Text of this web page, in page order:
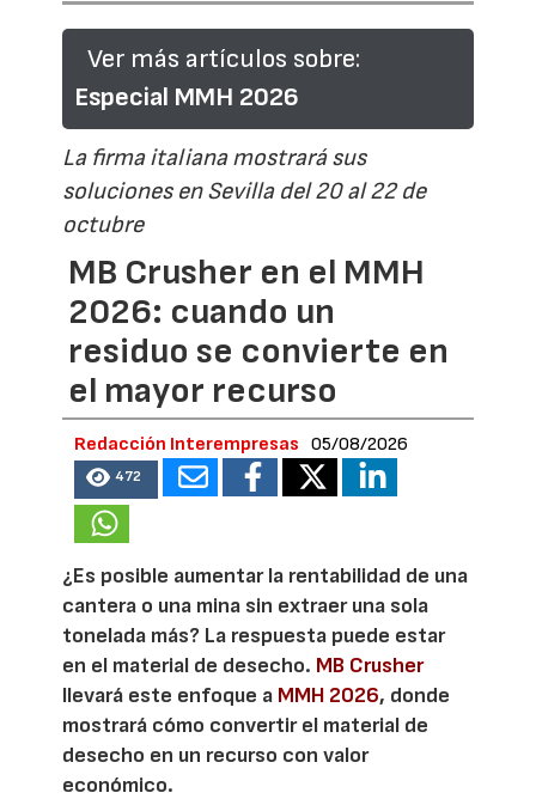
Ver más artículos sobre:
Especial MMH 2026
La firma italiana mostrará sus
soluciones en Sevilla del 20 al 22 de
octubre
MB Crusher en el MMH
2026: cuando un
residuo se convierte en
el mayor recurso
Redacción Interempresas 05/08/2026
472
¿Es posible aumentar la rentabilidad de una
cantera o una mina sin extraer una sola
tonelada más? La respuesta puede estar
en el material de desecho. MB Crusher
llevará este enfoque a MMH 2026, donde
mostrará cómo convertir el material de
desecho en un recurso con valor
económico.